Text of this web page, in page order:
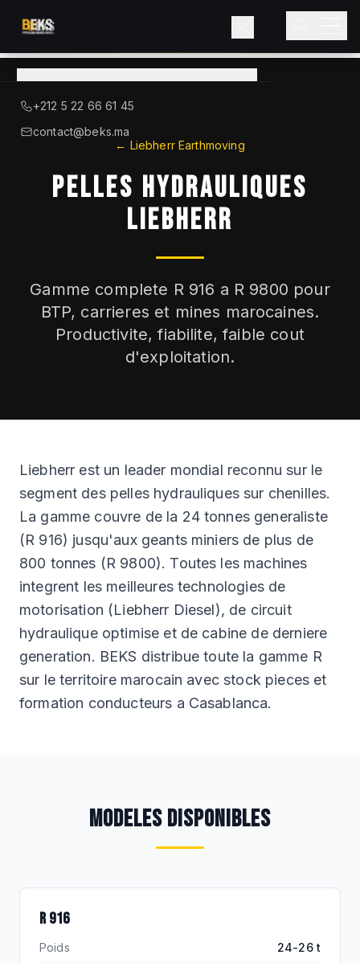
LIEBHERR — DISTRIBUTEUR OFFICIEL
Blog
Contact
+212 5 22 66 61 45
contact@beks.ma
← Liebherr Earthmoving
PELLES HYDRAULIQUES
LIEBHERR
Gamme complete R 916 a R 9800 pour
BTP, carrieres et mines marocaines.
Productivite, fiabilite, faible cout
d'exploitation.
Liebherr est un leader mondial reconnu sur le
segment des pelles hydrauliques sur chenilles.
La gamme couvre de la 24 tonnes generaliste
(R 916) jusqu'aux geants miniers de plus de
800 tonnes (R 9800). Toutes les machines
integrent les meilleures technologies de
motorisation (Liebherr Diesel), de circuit
hydraulique optimise et de cabine de derniere
generation. BEKS distribue toute la gamme R
sur le territoire marocain avec stock pieces et
formation conducteurs a Casablanca.
MODELES DISPONIBLES
R 916
Poids 24-26 t